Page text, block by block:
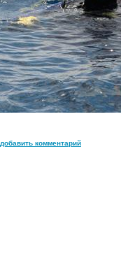
добавить комментарий